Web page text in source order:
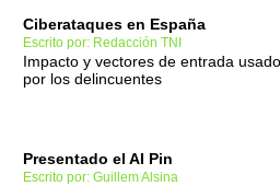
Ciberataques en España
Escrito por: Redacción TNI
Impacto y vectores de entrada
por los delincuentes
Presentado el AI Pin
Escrito por: Guillem Alsina